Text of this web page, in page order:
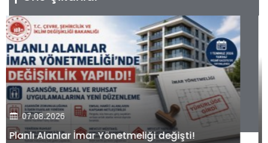
07.08.2026
Kiler GYO’dan Pendik Dolayoba projesiyle ilgili
önemli adım!